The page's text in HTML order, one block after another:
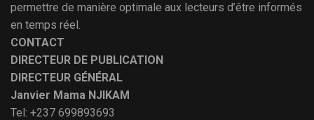
permettre de manière optimale aux lecteurs d’être informés
en temps réel.
CONTACT
DIRECTEUR DE PUBLICATION
DIRECTEUR GÉNÉRAL
Janvier Mama NJIKAM
Tel: +237 699893693